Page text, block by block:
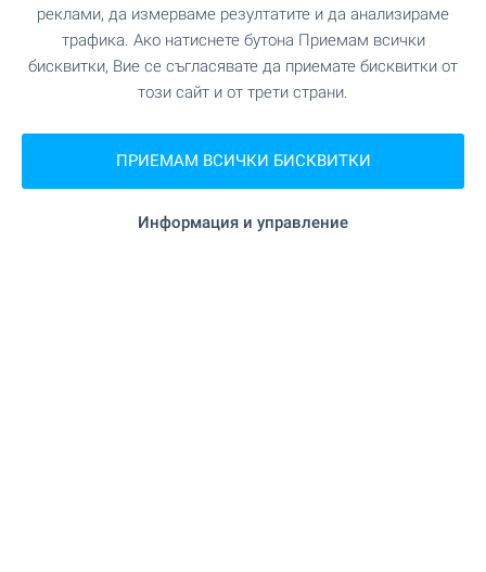
в гр. Варна - вашият нов дом
ви очаква!
Новото строителство във Варна е хит за
реклами, да измерваме резултатите и да анализираме
трафика. Ако натиснете бутона Приемам всички
бисквитки, Вие се съгласявате да приемате бисквитки от
този сайт и от трети страни.
ПРИЕМАМ ВСИЧКИ БИСКВИТКИ
Информация и управление